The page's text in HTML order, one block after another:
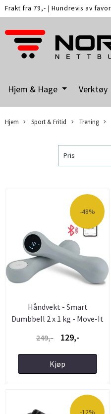
Frakt fra 79,- |Hundrevis av
Hjem & Hage Verktøy
Hjem Sport & Fritid Trening
Pris
-48%
Håndvekt - Smart
Dumbbell 2 x 1 kg - Move-It
249,-
129,-
Kjøp
-12%